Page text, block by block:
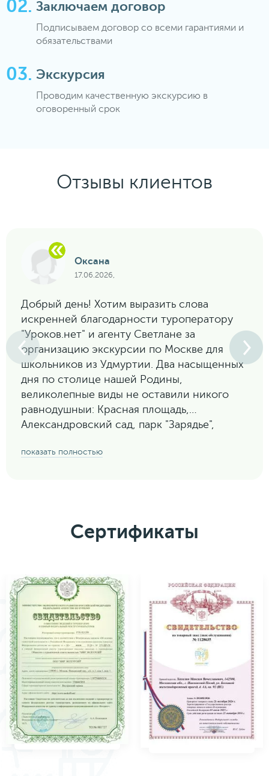
Заключаем договор
Подписываем договор со всеми гарантиями и
обязательствами
Экскурсия
Проводим качественную экскурсию в
оговоренный срок
Отзывы клиентов
Оксана
17.06.2026,
Добрый день! Хотим выразить слова
искренней благодарности туроператору
"Уроков.нет" и агенту Светлане за
организацию экскурсии по Москве для
школьников из Удмуртии. Два насыщенных
дня по столице нашей Родины,
великолепные виды не оставили никого
равнодушныи: Красная площадь,
Александровский сад, парк "Зарядье",
Москва-сити. Программа разработана с
автобуса Роману за пунктуальность,
вежливость, мобильность, а также нашему
эмоциональный рассказ.
Экскурсия получилась на все 💯‼️ Советую
всем новичкам! 🔥
Впечатления и эмоции от поездки надолго
останутся в нашем ❤️
показать полностью
Сертификаты